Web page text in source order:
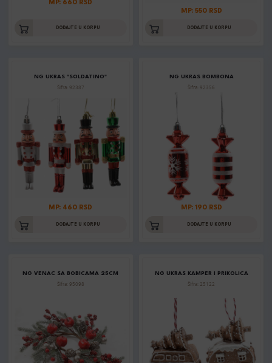
MP: 660 RSD
DODAJTE U KORPU
MP: 550 RSD
DODAJTE U KORPU
NG UKRAS "SOLDATINO"
Šifra: 92387
MP: 460 RSD
DODAJTE U KORPU
NG UKRAS BOMBONA
Šifra: 92356
MP: 190 RSD
DODAJTE U KORPU
NG VENAC SA BOBICAMA 25CM
Šifra: 95098
NG UKRAS KAMPER I PRIKOLICA
Šifra: 25122